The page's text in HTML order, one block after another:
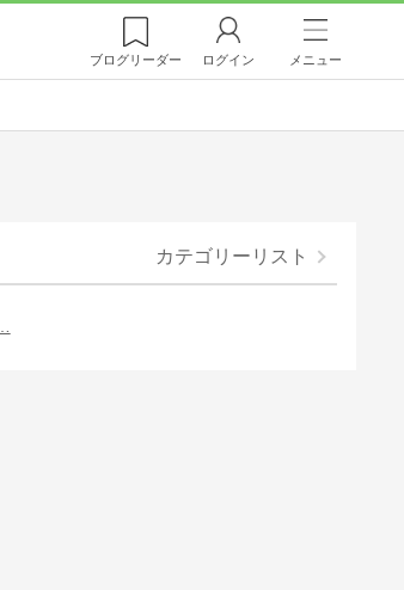
ブログリーダー ログイン メニュー
カテゴリーリスト